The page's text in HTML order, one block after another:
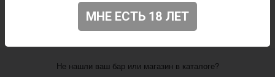
Не нашли ваш бар или магазин в каталоге?
МНЕ ЕСТЬ 18 ЛЕТ